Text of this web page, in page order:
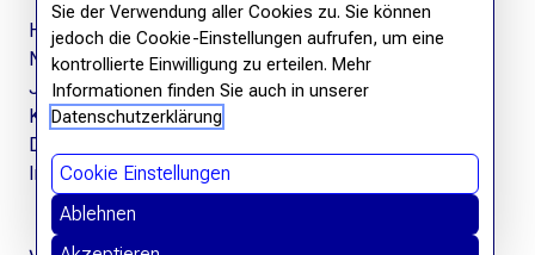
Häufige Fragen
Newsletter
Jobs
Kontakt
Datenschutzerklärung
Impressum
Sie der Verwendung aller Cookies zu. Sie können
jedoch die Cookie-Einstellungen aufrufen, um eine
kontrollierte Einwilligung zu erteilen. Mehr
Informationen finden Sie auch in unserer
Datenschutzerklärung
Cookie Einstellungen
Ablehnen